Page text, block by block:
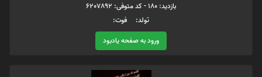
بازدید: 180 - کد متوفی: 6207892
تولد: فوت:
ورود به صفحه یادبود